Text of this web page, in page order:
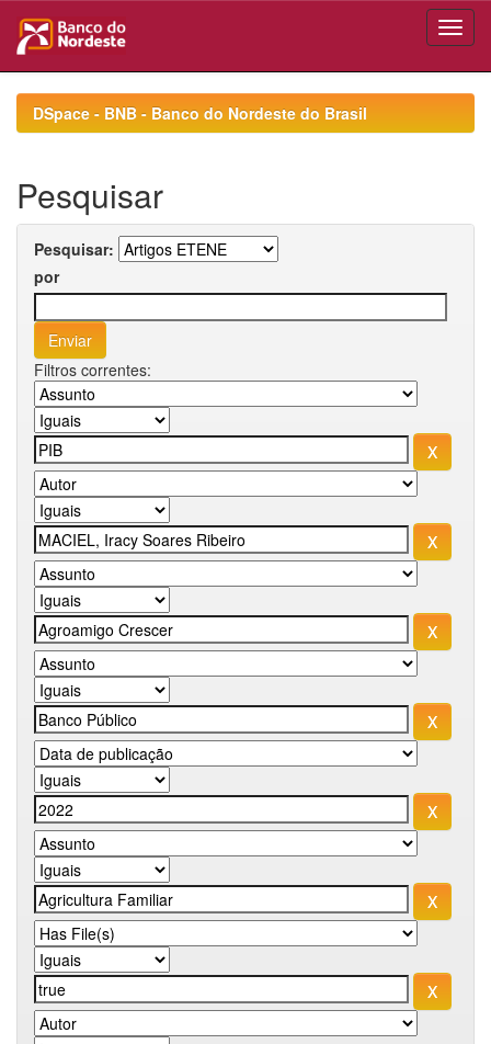
navigationDSpace - BNB - Banco do Nordeste do Brasil
Pesquisar
Pesquisar:
por
Filtros correntes: